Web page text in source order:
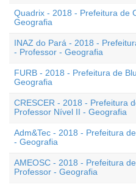
Quadrix - 2018 - Prefeitura de
Geografia
INAZ do Pará - 2018 -
- Professor - Geografia
FURB - 2018 - Prefeitura de
Geografia
CRESCER - 2018 - Prefeitura
Professor Nível II - Geografia
Adm&Tec - 2018 - Prefeitura
- Geografia
AMEOSC - 2018 - Prefeitura
Professor - Geografia